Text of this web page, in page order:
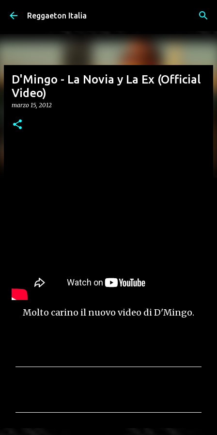
Passa ai contenuti principali
Reggaeton Italia
D'Mingo - La Novia y La Ex (Official
Video)
marzo 15, 2012
Molto carino il nuovo video di D'Mingo.